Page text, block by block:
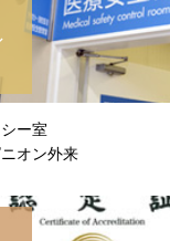
ー室
オン外来